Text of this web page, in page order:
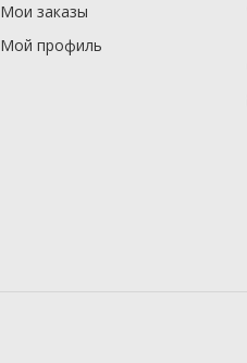
Мои заказы
Мой профиль